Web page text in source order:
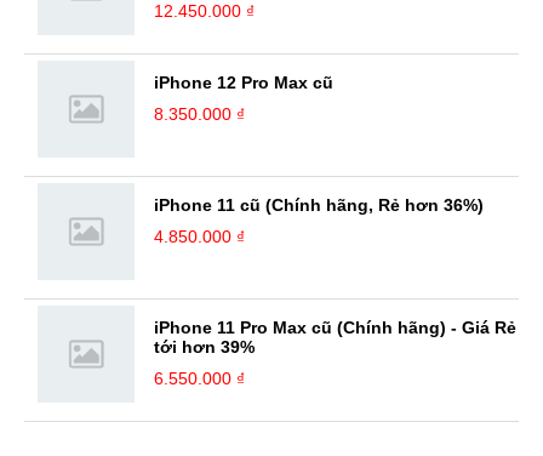
12.450.000 ₫
iPhone 12 Pro Max cũ
8.350.000 ₫
iPhone 11 cũ (Chính hãng, Rẻ hơn 36%)
4.850.000 ₫
iPhone 11 Pro Max cũ (Chính hãng) - Giá Rẻ
tới hơn 39%
6.550.000 ₫